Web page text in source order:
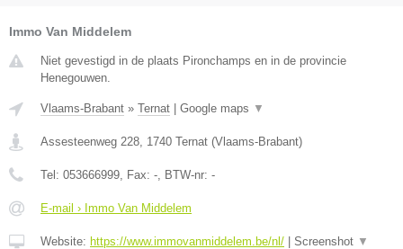
Immo Van Middelem
Niet gevestigd in de plaats Pironchamps en in de provincie
Henegouwen.
Vlaams-Brabant » Ternat Google maps ▼
Assesteenweg 228 1740 Ternat (Vlaams-Brabant)
Tel: 053666999 , Fax: - , BTW-nr: -
E-mail › Immo Van Middelem
Website: https://www.immovanmiddelem.be/nl/ Screenshot ▼